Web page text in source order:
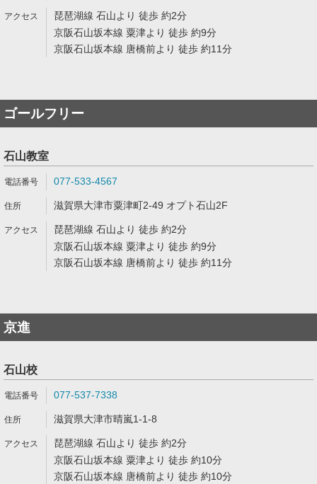
琵琶湖線 石山より 徒歩 約2分
京阪石山坂本線 粟津より 徒歩 約9分
京阪石山坂本線 唐橋前より 徒歩 約11分
ゴールフリー
石山教室
077-533-4567
滋賀県大津市粟津町2-49 オプト石山2F
琵琶湖線 石山より 徒歩 約2分
京阪石山坂本線 粟津より 徒歩 約9分
京阪石山坂本線 唐橋前より 徒歩 約11分
京進
石山校
077-537-7338
滋賀県大津市晴嵐1-1-8
琵琶湖線 石山より 徒歩 約2分
京阪石山坂本線 粟津より 徒歩 約10分
京阪石山坂本線 唐橋前より 徒歩 約10分